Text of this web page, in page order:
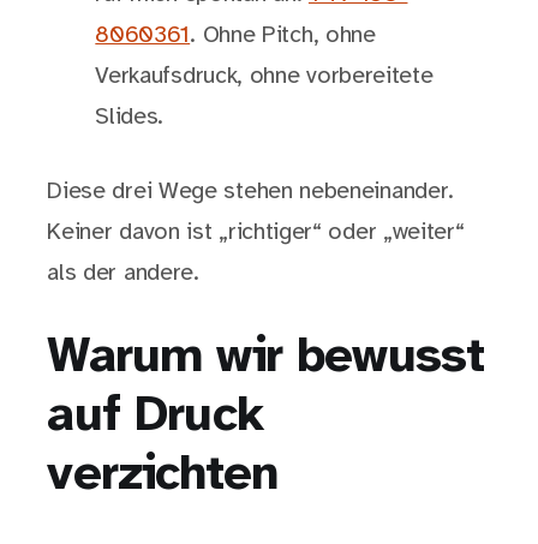
8060361. Ohne Pitch, ohne
Verkaufsdruck, ohne vorbereitete
Slides.
Diese drei Wege stehen nebeneinander.
Keiner davon ist „richtiger“ oder „weiter“
als der andere.
Warum wir bewusst
auf Druck
verzichten